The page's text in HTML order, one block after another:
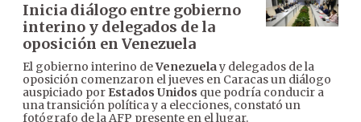
Inicia diálogo entre gobierno
interino y delegados de la
oposición en Venezuela
El gobierno interino deVenezuelay delegados de la
oposición comenzaron el jueves en Caracas un diálogo
auspiciado por Estados Unidos que podría conducir a
una transición política y a elecciones, constató un
fotógrafo de la AFP presente en el lugar.